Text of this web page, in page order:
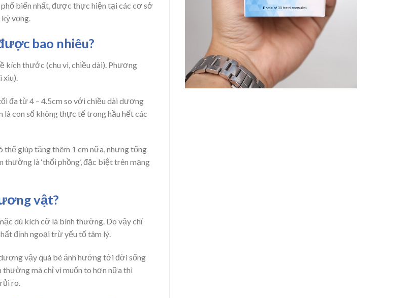
biến nhất, được thực hiện tại các cơ sở
vọng.
bao nhiêu?
kích thước (chu vi, chiều dài). Phương
đa từ 4 – 4.5cm so với chiều dài dương
con số không thực tế trong hầu hết các
thể giúp tăng thêm 1 cm nữa, nhưng tổng
là ‘thổi phồng’, đặc biệt trên mạng
vật?
dù kích cỡ là bình thường. Do vậy chỉ
định ngoại trừ yếu tố tâm lý.
vậy quá bé ảnh hưởng tới đời sống
mà chỉ vì muốn to hơn nữa thì
ro.